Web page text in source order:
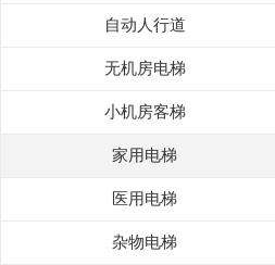
自动人行道
无机房电梯
小机房客梯
家用电梯
医用电梯
杂物电梯